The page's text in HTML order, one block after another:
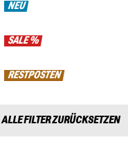
NEU
SALE %
RESTPOSTEN
ALLE FILTER ZURÜCKSETZEN